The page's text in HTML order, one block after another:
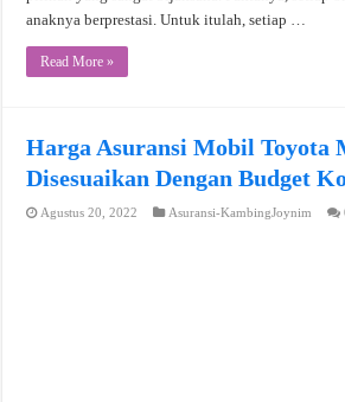
anaknya berprestasi. Untuk itulah, setiap …
Read More »
Harga Asuransi Mobil Toyota
Disesuaikan Dengan Budget
Agustus 20, 2022 Asuransi-KambingJoynim